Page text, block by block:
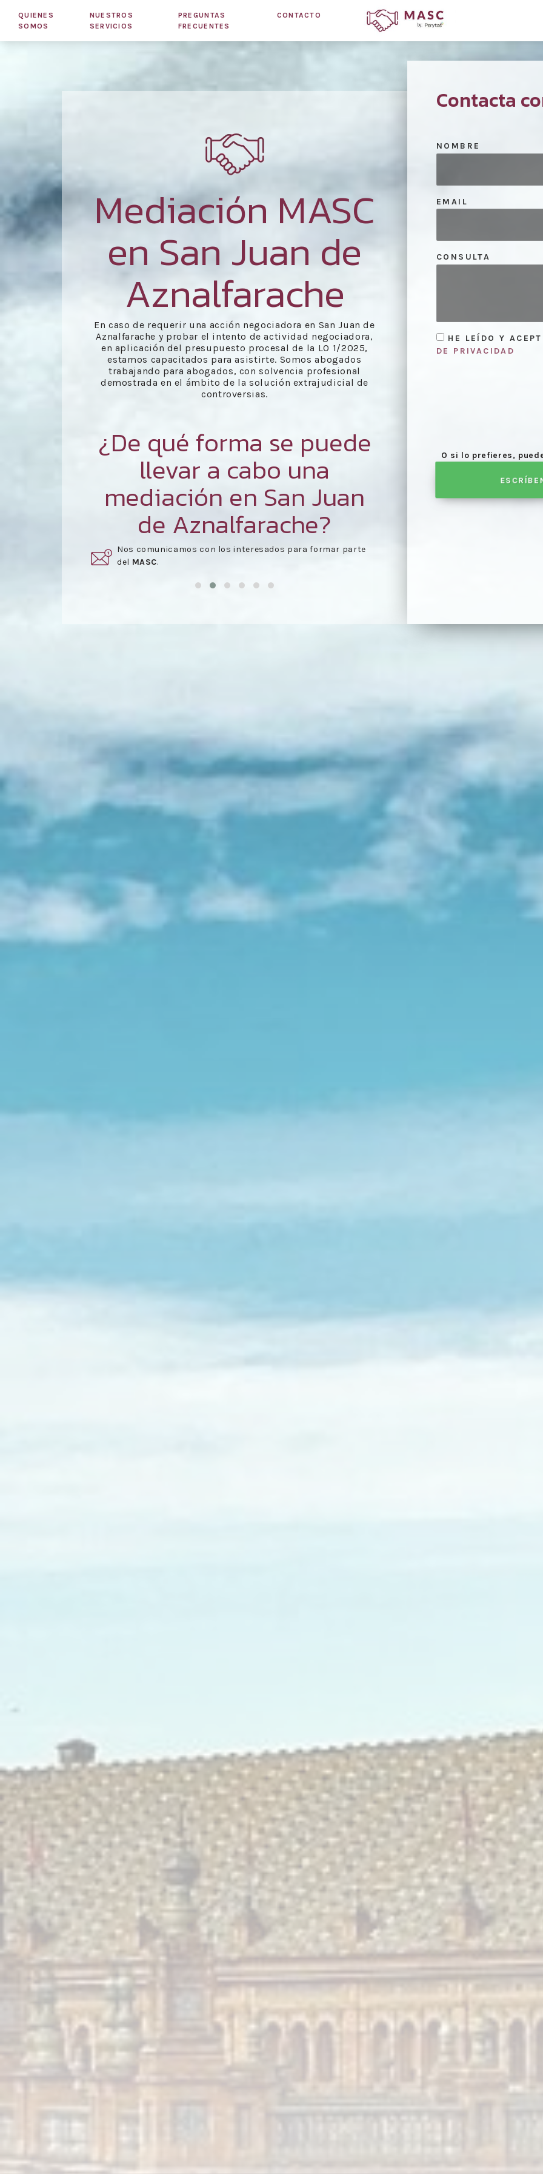
QUIENES
SOMOS
NUESTROS
SERVICIOS
PREGUNTAS
FRECUENTES
CONTACTO
Mediación MASC
en San Juan de
Aznalfarache
En caso de requerir una acción negociadora en San Juan de
Aznalfarache y probar el intento de actividad negociadora,
en aplicación del presupuesto procesal de la LO 1/2025,
estamos capacitados para asistirte. Somos abogados
trabajando para abogados, con solvencia profesional
demostrada en el ámbito de la solución extrajudicial de
controversias.
¿De qué forma se puede
llevar a cabo una
mediación en San Juan
de Aznalfarache?
Una vez aceptado el presupuesto,se agenda día de
reunión.
Contacta
NOMBRE
EMAIL
CONSULTA
HE LEÍDO Y
DE PRIVACIDAD
O si lo prefieres,